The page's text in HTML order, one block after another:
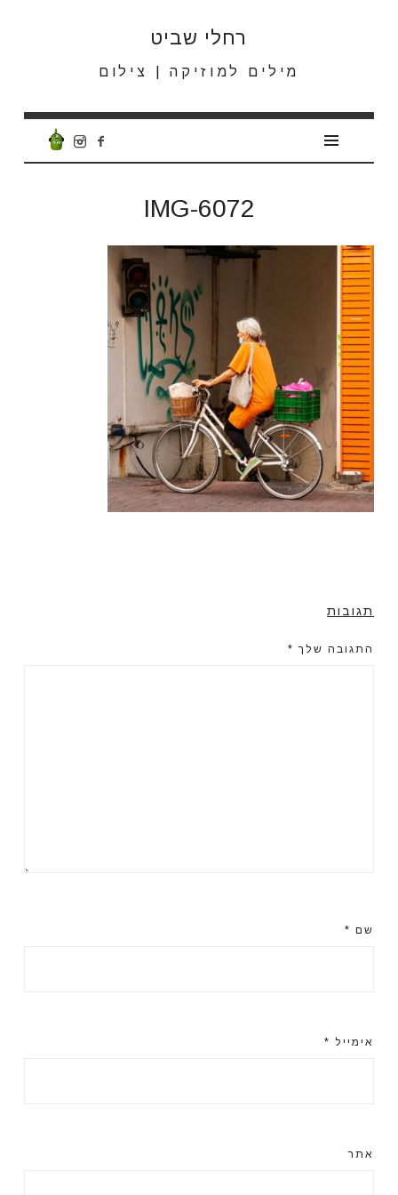
רחלי
שביט
רחלי שביט
מילים למוזיקה | צילום
IMG-6072
תגובות
התגובה שלך *
שם *
אימייל *
אתר